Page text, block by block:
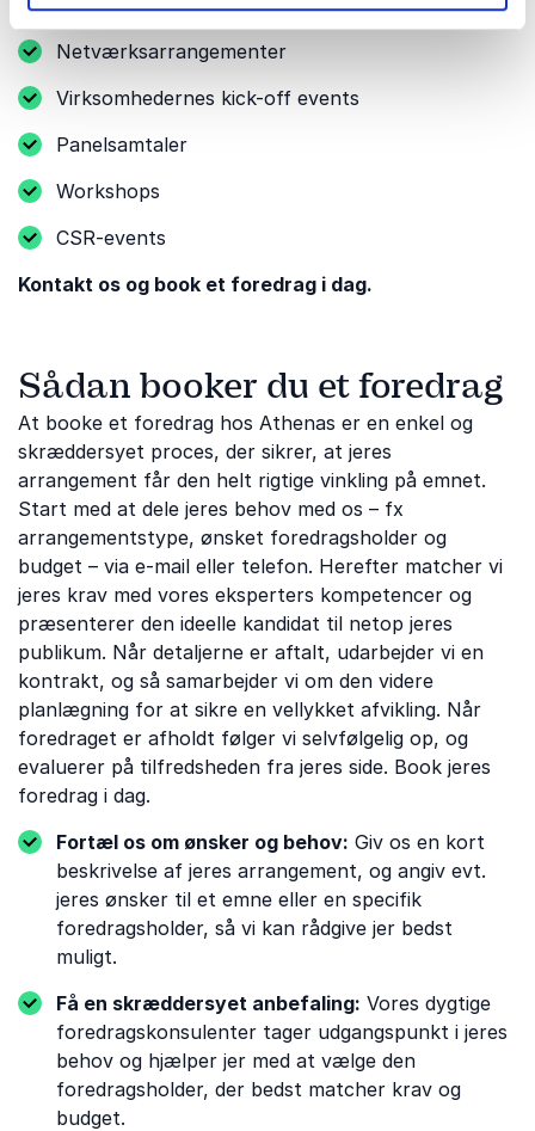
Seminarer
Netværksarrangementer
Virksomhedernes kick-off events
Panelsamtaler
Workshops
CSR-events
Kontakt os og book et foredrag i dag.
Sådan booker du et foredrag
At booke et foredrag hos Athenas er en enkel og
skræddersyet proces, der sikrer, at jeres
arrangement får den helt rigtige vinkling på emnet.
Start med at dele jeres behov med os – fx
arrangementstype, ønsket foredragsholder og
budget – via e-mail eller telefon. Herefter matcher vi
jeres krav med vores eksperters kompetencer og
præsenterer den ideelle kandidat til netop jeres
publikum. Når detaljerne er aftalt, udarbejder vi en
kontrakt, og så samarbejder vi om den videre
planlægning for at sikre en vellykket afvikling. Når
foredraget er afholdt følger vi selvfølgelig op, og
evaluerer på tilfredsheden fra jeres side. Book jeres
foredrag i dag.
Fortæl os om ønsker og behov: Giv os en kort
beskrivelse af jeres arrangement, og angiv evt.
jeres ønsker til et emne eller en specifik
foredragsholder, så vi kan rådgive jer bedst
muligt.
Få en skræddersyet anbefaling: Vores dygtige
foredragskonsulenter tager udgangspunkt i jeres
behov og hjælper jer med at vælge den
foredragsholder, der bedst matcher krav og
budget.